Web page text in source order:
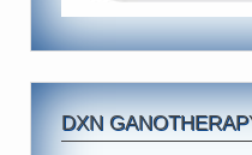
DXN